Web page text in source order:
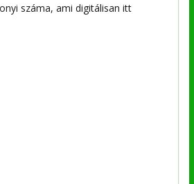
száma, ami digitálisan itt